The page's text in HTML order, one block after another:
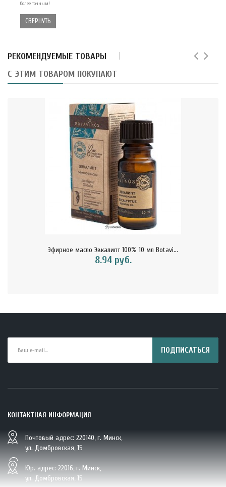
более точным!
СВЕРНУТЬ
РЕКОМЕНДУЕМЫЕ ТОВАРЫ
С ЭТИМ ТОВАРОМ ПОКУПАЮТ
Эфирное масло Эвкалипт 100% 10 мл Botavi...
8.94 руб.
BIO Кокосовая вода тетрапак 330 мл Vietcoco 112878..
5.23 руб.
ПОДПИСАТЬСЯ
КОНТАКТНАЯ ИНФОРМАЦИЯ
Почтовый адрес: 220140, г. Минск,
ул. Домбровская, 15
Юр. адрес: 22016, г. Минск,
ул. Домбровская, 15